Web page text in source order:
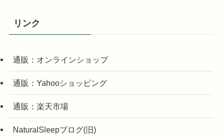
リンク
通販：オンラインショップ
通販：Yahooショッピング
通販：楽天市場
NaturalSleepブログ(旧)